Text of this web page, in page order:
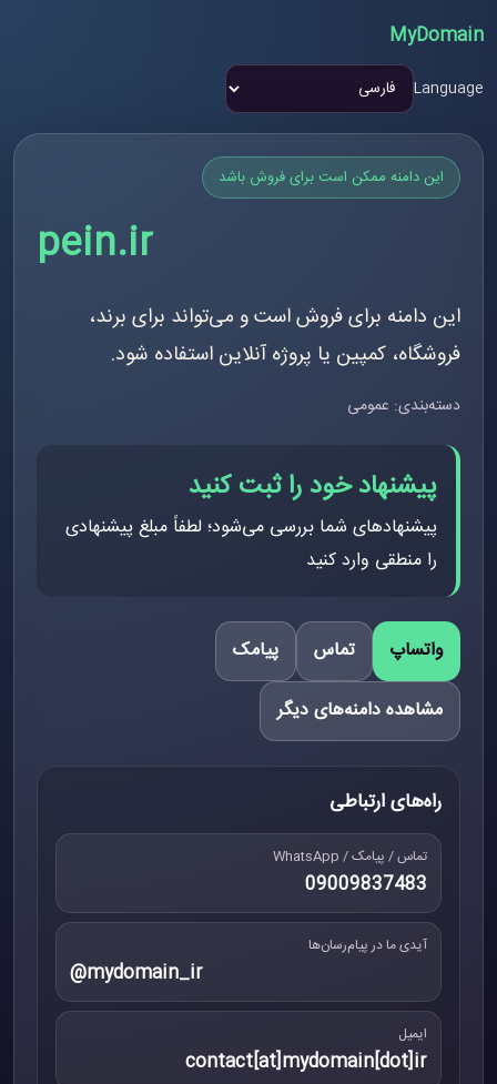
MyDomain
Language
این دامنه ممکن است برای فروش باشد
pein.ir
این دامنه برای فروش است و می‌تواند برای برند،
فروشگاه، کمپین یا پروژه آنلاین استفاده شود.
دسته‌بندی: عمومی
پیشنهاد خود را ثبت کنید
پیشنهادهای شما بررسی می‌شود؛ لطفاً مبلغ پیشنهادی
را منطقی وارد کنید
واتساپ تماس
پیامک
مشاهده دامنه‌های دیگر
راه‌های ارتباطی
تماس / پیامک / WhatsApp
09009837483
آیدی ما در پیام‌رسان‌ها
@mydomain_ir
ایمیل
contact[at]mydomain[dot]ir